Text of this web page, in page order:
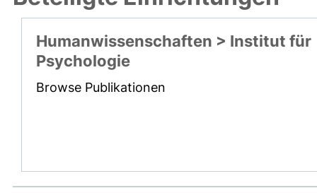
Humanwissenschaften > Institut für
Psychologie
Browse Publikationen